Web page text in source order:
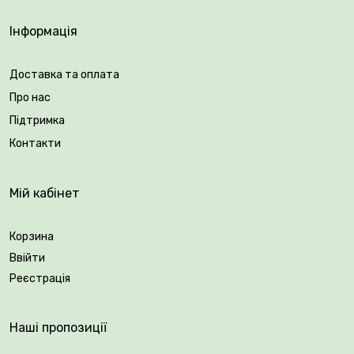
Інформація
Доставка та оплата
Про нас
Підтримка
Контакти
Мій кабінет
Корзина
Ввійти
Реєстрація
Наші пропозиції